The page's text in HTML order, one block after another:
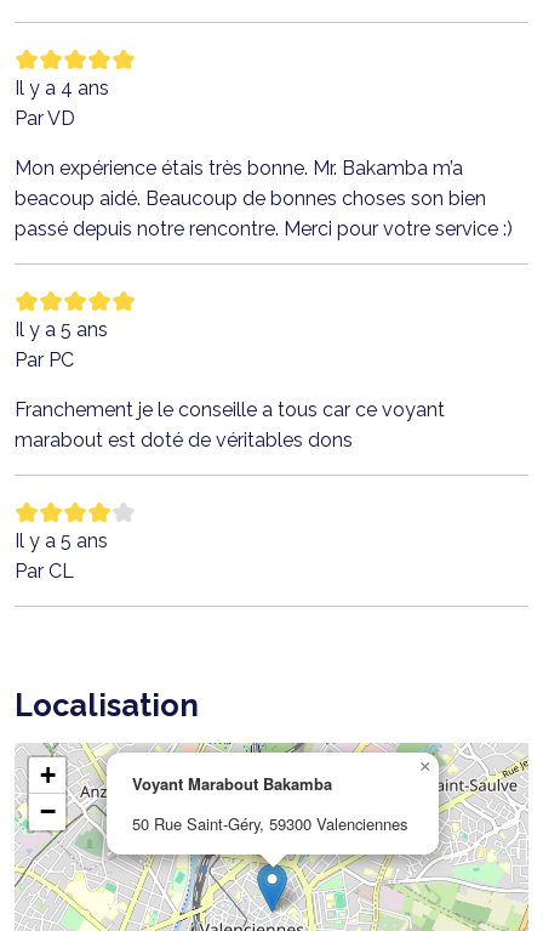
Il y a 4 ans
Par VD
Mon expérience étais très bonne. Mr. Bakamba m’a
beacoup aidé. Beaucoup de bonnes choses son bien
passé depuis notre rencontre. Merci pour votre service :)
Il y a 5 ans
Par PC
Franchement je le conseille a tous car ce voyant
marabout est doté de véritables dons
Il y a 5 ans
Par CL
Localisation
Voyant Marabout Bakamba
50 Rue Saint-Géry, 59300 Valenciennes
×
+
−